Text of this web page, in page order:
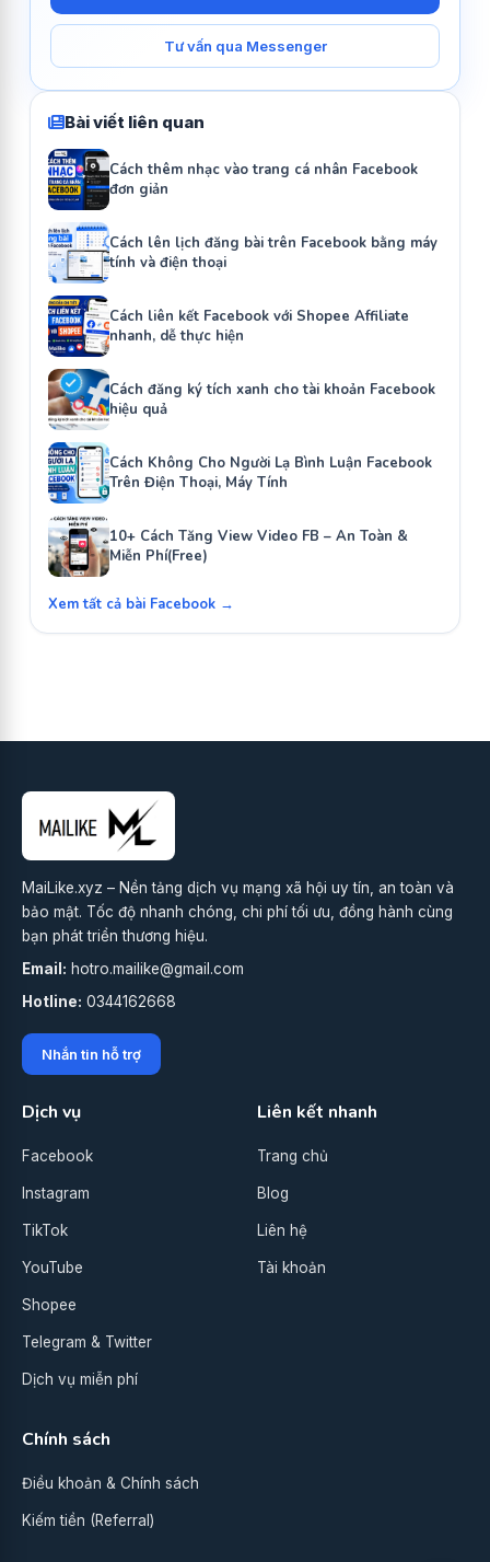
Tư vấn qua Messenger
Bài viết liên quan
Cách thêm nhạc vào trang cá nhân Facebook
đơn giản
Cách lên lịch đăng bài trên Facebook bằng máy
tính và điện thoại
Cách liên kết Facebook với Shopee Affiliate
nhanh, dễ thực hiện
Cách đăng ký tích xanh cho tài khoản Facebook
hiệu quả
Cách Không Cho Người Lạ Bình Luận Facebook
Trên Điện Thoại, Máy Tính
10+ Cách Tăng View Video FB – An Toàn &
Miễn Phí(Free)
Xem tất cả bài Facebook →
MaiLike.xyz – Nền tảng dịch vụ mạng xã hội uy tín, an toàn và
bảo mật. Tốc độ nhanh chóng, chi phí tối ưu, đồng hành cùng
bạn phát triển thương hiệu.
Email: hotro.mailike@gmail.com
Hotline: 0344162668
Nhắn tin hỗ trợ
Dịch vụ
Facebook
Instagram
TikTok
YouTube
Shopee
Telegram & Twitter
Dịch vụ miễn phí
Liên kết nhanh
Trang chủ
Blog
Liên hệ
Tài khoản
Chính sách
Điều khoản & Chính sách
Kiếm tiền (Referral)